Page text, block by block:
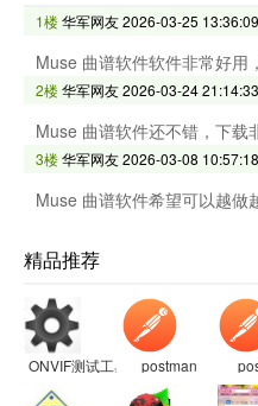
1楼华军网友2026-03-25 13:36:09
Muse 曲谱软件软件非常好用
2楼华军网友2026-03-24 21:14:33
Muse 曲谱软件还不错，下载
3楼华军网友2026-03-08 10:57:18
Muse 曲谱软件希望可以越做
精品推荐
ONVIF测试工具(ONVIF Device Test
postman